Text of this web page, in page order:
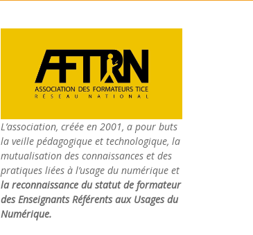
L’association, créée en 2001, a pour buts
la veille pédagogique et technologique, la
mutualisation des connaissances et des
pratiques liées à l’usage du numérique et
la reconnaissance du statut de formateur
des Enseignants Référents aux Usages du
Numérique.